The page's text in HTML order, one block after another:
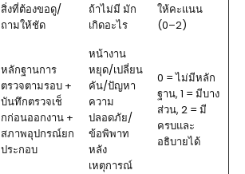
สิ่งที่ต้องขอดู/
ถามให้ชัด
ถ้าไม่มี มัก
เกิดอะไร
ให้คะแนน
(0–2)
หลักฐานการ
ตรวจตามรอบ +
บันทึกตรวจเช็
กก่อนออกงาน +
สภาพอุปกรณ์ยก
ประกอบ
หน้างาน
หยุด/เปลี่ยน
คัน/ปัญหา
ความ
ปลอดภัย/
ข้อพิพาท
หลัง
เหตุการณ์
0 = ไม่มีหลัก
ฐาน, 1 = มีบาง
ส่วน, 2 = มี
ครบและ
อธิบายได้